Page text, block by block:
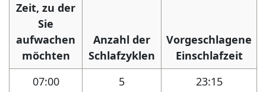
Zeit, zu der
Sie
aufwachen
möchten
Anzahl der
Schlafzyklen
Vorgeschlagene
Einschlafzeit
07:00
5
23:15